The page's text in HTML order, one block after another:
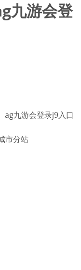
九游会登
ag九游会登录j9入口
市分站